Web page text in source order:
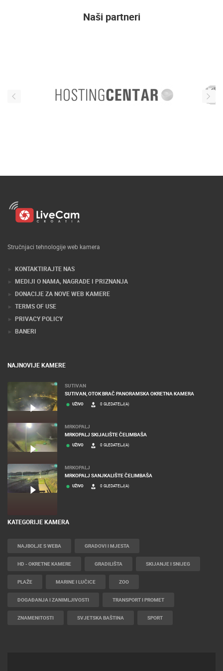
Naši partneri
Stručnjaci tehnologije web kamera
KONTAKTIRAJTE NAS
MEDIJI O NAMA, NAGRADE I PRIZNANJA
DONACIJE ZA NOVE WEB KAMERE
TERMS OF USE
PRIVACY POLICY
BANERI
NAJNOVIJE KAMERE
SUTIVAN
SUTIVAN, OTOK BRAČ PANORAMSKA OKRETNA KAMERA
UŽIVO 0 GLEDATELJ(A)
MRKOPALJ
MRKOPALJ SKIJALIŠTE ČELIMBAŠA
UŽIVO 0 GLEDATELJ(A)
MRKOPALJ
MRKOPALJ SANJKALIŠTE ČELIMBAŠA
UŽIVO 0 GLEDATELJ(A)
KATEGORIJE KAMERA
NAJBOLJE S WEBA GRADOVI I MJESTA
HD - OKRETNE KAMERE GRADILIŠTA SKIJANJE I SNIJEG
PLAŽE MARINE I LUČICE ZOO
DOGAĐANJA I ZANIMLJIVOSTI TRANSPORT I PROMET
ZNAMENITOSTI SVJETSKA BAŠTINA SPORT